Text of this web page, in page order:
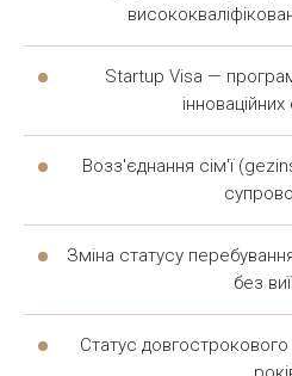
Без підтримки
самостійно майже
враховує специфіку
варто
НІДЕРЛАНДАХ
ДОКУМЕНТАМИ
продовження виду на
Startup Visa —
інноваційних
Возз'єднання сім'ї
Зміна статусу
без
Статус